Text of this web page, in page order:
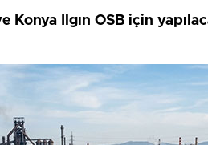
Konya Ilgın OSB için